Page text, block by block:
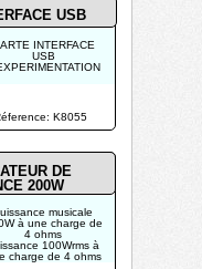
K8055
USB
DE
200W
musicale
à une charge de
4 ohms
100Wrms à
charge de 4 ohms
INTERFACE
USB